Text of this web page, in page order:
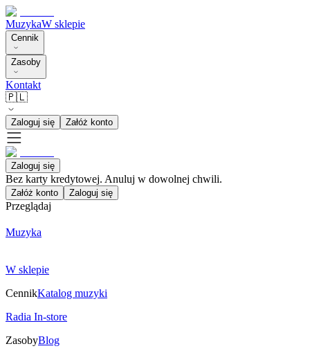
MuzykaW sklepie
Cennik
Zasoby
Kontakt
🇵🇱
Zaloguj się Załóż konto
Zaloguj się
Bez karty kredytowej. Anuluj w dowolnej chwili.
Załóż konto Zaloguj się
Przeglądaj
Muzyka
W sklepie
CennikKatalog muzyki
Radia In-store
ZasobyBlog